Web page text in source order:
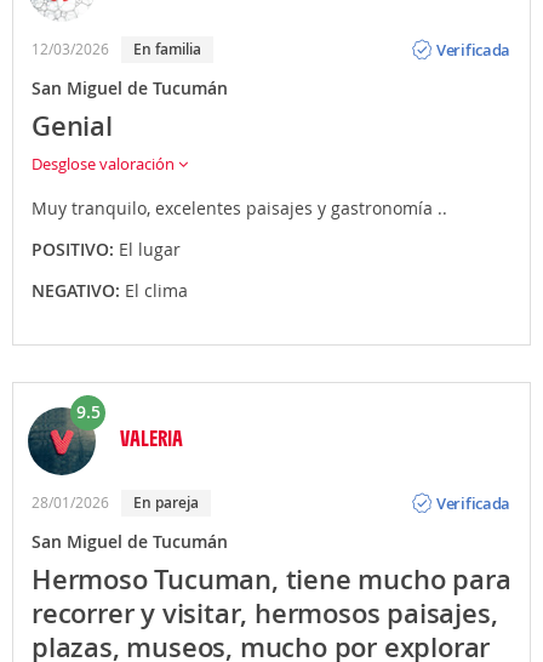
12/03/2026 En familia
Verificada
San Miguel de Tucumán
Genial
Desglose valoración
Muy tranquilo, excelentes paisajes y gastronomía ..
POSITIVO: El lugar
NEGATIVO: El clima
9.5
VALERIA
28/01/2026 En pareja
Verificada
San Miguel de Tucumán
Hermoso Tucuman, tiene mucho para
recorrer y visitar, hermosos paisajes,
plazas, museos, mucho por explorar